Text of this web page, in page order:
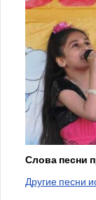
Слова песни
Другие песни